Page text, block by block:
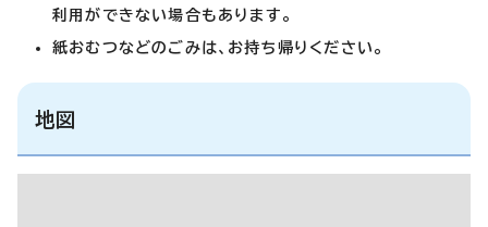
利用ができない場合もあります。
紙おむつなどのごみは、お持ち帰りください。
地図